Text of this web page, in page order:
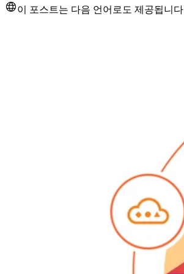
이 포스트는 다음 언어로도 제공됩니다